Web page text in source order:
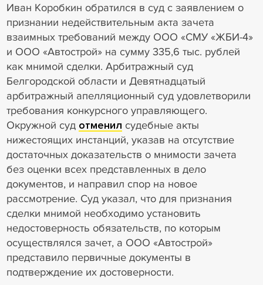
Иван Коробкин обратился в суд с заявлением о
признании недействительным акта зачета
взаимных требований между ООО «СМУ «ЖБИ-4»
и ООО «Автострой» на сумму 335,6 тыс. рублей
как мнимой сделки. Арбитражный суд
Белгородской области и Девятнадцатый
арбитражный апелляционный суд удовлетворили
требования конкурсного управляющего.
Окружной суд отменил судебные акты
нижестоящих инстанций, указав на отсутствие
достаточных доказательств о мнимости зачета
без оценки всех представленных в дело
документов, и направил спор на новое
рассмотрение. Суд указал, что для признания
сделки мнимой необходимо установить
недостоверность обязательств, по которым
осуществлялся зачет, а ООО «Автострой»
представило первичные документы в
подтверждение их достоверности.